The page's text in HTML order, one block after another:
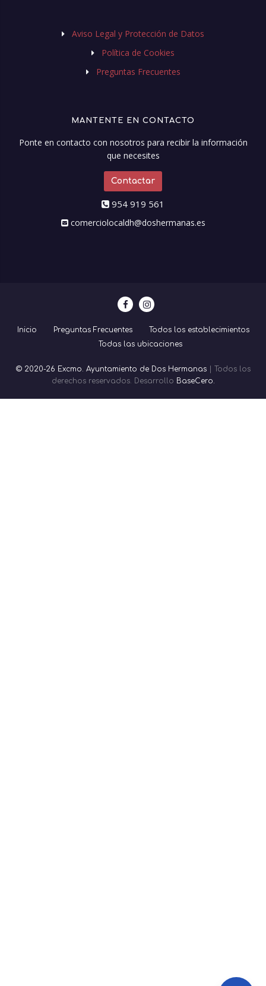
Aviso Legal y Protección de Datos
Política de Cookies
Preguntas Frecuentes
MANTENTE EN CONTACTO
Ponte en contacto con nosotros para recibir la información
que necesites
Contactar
954 919 561
comerciolocaldh@doshermanas.es
Inicio Preguntas Frecuentes
Todos los establecimientos
Todas las ubicaciones
© 2020-26 Excmo. Ayuntamiento de Dos Hermanas| Todos los
derechos reservados. Desarrollo BaseCero.